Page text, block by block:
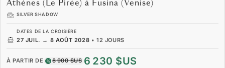
Athènes (Le Pirée) à Fusina (Venise)
SILVER SHADOW
DATES DE LA CROISIÈRE
27 JUIL. → 8 AOÛT 2028 •12 JOURS
À PARTIR DE 8 900 $US 6 230 $US